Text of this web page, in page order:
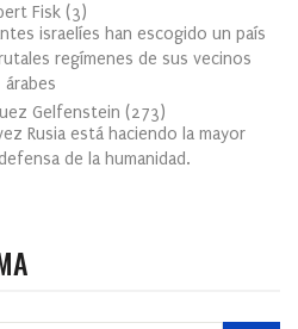
Fisk (3)
israelíes han escogido un país
regímenes de sus vecinos
árabes
Gelfenstein (273)
Rusia está haciendo la mayor
de la humanidad.